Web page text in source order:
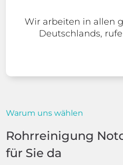
Wir arbeiten in allen
Deutschlands,
Warum uns wählen
Rohrreinigung
für Sie da